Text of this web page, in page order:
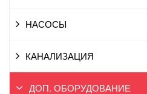
НАСОСЫ
КАНАЛИЗАЦИЯ
ДОП. ОБОРУДОВАНИЕ